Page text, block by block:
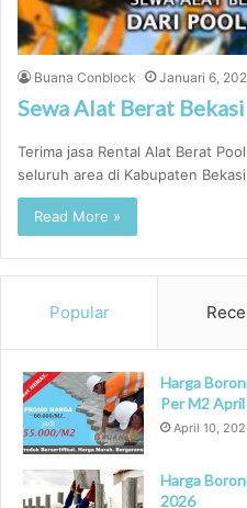
Buana Conblock Januari 6,
Sewa Alat Berat Bekasi
Terima jasa Rental Alat Berat
seluruh area di Kabupaten
Read More »
Popular
Harga
Per M2
April 10,
Harga
2026